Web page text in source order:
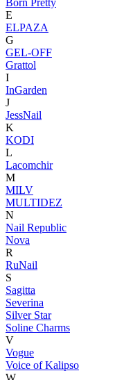
Born Pretty
E
ELPAZA
G
GEL-OFF
Grattol
I
InGarden
J
JessNail
K
KODI
L
Lacomchir
M
MILV
MULTIDEZ
N
Nail Republic
Nova
R
RuNail
S
Sagitta
Severina
Silver Star
Soline Charms
V
Vogue
Voice of Kalipso
W